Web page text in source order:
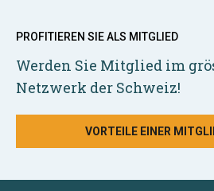
PROFITIEREN SIE ALS MITGLIED
Werden Sie Mitglied im
Netzwerk der Schweiz!
VORTEILE EINER